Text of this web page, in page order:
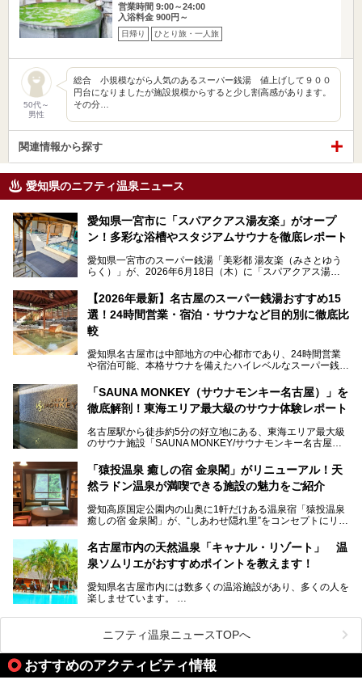
営業時間 9:00～24:00
入浴料金 900円～
日帰り ひとり旅・一人旅
50代～
男性
総合 小規模ながら人気のあるスーパー銭湯 値上げして９００
円台になりましたが施設規模からすると少し割高感があります。
その分…
関連情報から探す
愛知県のニフティ温泉ニュース
愛知県一宮市に「スパアクアス湯友楽」がオープ
ン！多彩な浴槽やスタジアムサウナを徹底レポート
愛知県一宮市のスーパー銭湯「美彩都 湯友楽（みさとゆう
らく）」が、2026年6月18日（木）に「スパアクアス湯友
この地で30年にわたり愛され続けてきた施設だからこそ、
地元住民をはじめオープンを待ちわびている人も多いのでは
ないでしょうか。
老朽化した設備の補修を機に、2年前からじっくり構想を練
ってきたというだけあって、館内の充実度は想像以上。
以前の4倍に拡張したという露天エリアや10の浴槽、40人収
容の巨大なスタジアムサウナに、岩盤浴やリラクゼーション
までまるごと楽しめる施設に生まれ変わりました。
今回は、全面リニューアルして新しくなった「スパアクアス
【2026年最新】名古屋のスーパー銭湯おすすめ15
選！24時間営業・宿泊・サウナなど目的別に徹底比
較
愛知県名古屋市は中部地方の中心都市であり、24時間営業
や宿泊可能、本格サウナを備えたハイレベルなスーパー銭湯
そのため、「日々の仕事の疲れを心身ともにリセットした
い」「休日に時間を忘れて1日中ダラダラ過ごしたい」「コ
くある点が魅力です！
お好みの温泉施設を見つけて楽しんでくださいね。
「SAUNA MONKEY（サウナモンキー名古屋）」を
徹底解剖！東海エリア最大級のサウナ体験レポート
名古屋駅から徒歩約5分の好立地にある、東海エリア最大級
のサウナ施設「SAUNA MONKEY/サウナモンキー名古屋」
「名古屋駅周辺ってサウナが少ないよね」という声をよく耳
にするだけあり、アクセスの良さにも胸が高鳴ります。
今回は普段は男性専用となっているパブリックサウナが、女
さっそく取材してきました！
「猿投温泉 癒しの宿 金泉閣」がリニューアル！天
然ラドン温泉が満喫できる施設の魅力をご紹介
愛知高原国定公園内の山奥に1軒だけある温泉宿「猿投温泉
癒しの宿 金泉閣」が、“しあわせ隠れ里”をコンセプトにリニ
天然ラドン温泉が堪能できるお風呂や、新設・改装された客
室、地元の食材と温泉水で作られたお料理……。
ご紹介します。
名古屋市内の天然温泉「キャナル・リゾート」 温
泉ソムリエがおすすめポイントを教えます！
愛知県名古屋市内には数多くの温浴施設があり、多くの人を
楽しませています。
ムリエの目線で紹介していきます！
名古屋市内にはスーパー銭湯や日帰り温泉が多く、「どこに
行こうかな？」と悩んでしまう方も多いと思います。
ぜひこの記事を参考にして「キャナル・リゾート」に出かけ
てみるのはいかがでしょうか？
ニフティ温泉ニュースTOPへ
おすすめのアクティビティ情報